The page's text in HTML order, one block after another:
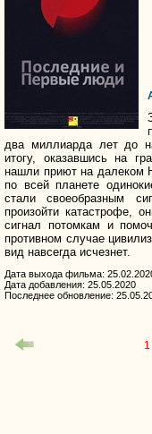
два миллиарда лет до
итогу, оказавшись на
нашли приют на далеком
по всей планете
стали своеобразным
произойти катастрофе,
сигнал потомкам и
противном случае
вид навсегда исчезнет.
Дата выхода фильма:
Дата добавления: 25.05.2020
Последнее обновление:
1